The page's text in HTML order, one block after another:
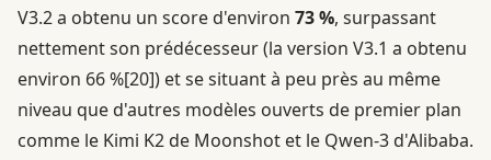
V3.2 a obtenu un score d'environ 73 %, surpassant
nettement son prédécesseur (la version V3.1 a obtenu
environ 66 %[20]) et se situant à peu près au même
niveau que d'autres modèles ouverts de premier plan
comme le Kimi K2 de Moonshot et le Qwen-3 d'Alibaba.